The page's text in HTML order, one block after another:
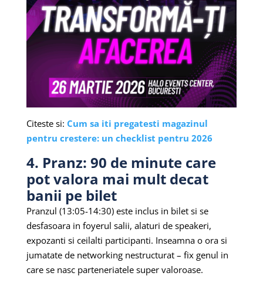
Citeste si: Cum sa iti pregatesti magazinul
pentru crestere: un checklist pentru 2026
4. Pranz: 90 de minute care
pot valora mai mult decat
banii pe bilet
Pranzul (13:05-14:30) este inclus in bilet si se
desfasoara in foyerul salii, alaturi de speakeri,
expozanti si ceilalti participanti. Inseamna o ora si
jumatate de networking nestructurat – fix genul in
care se nasc parteneriatele super valoroase.